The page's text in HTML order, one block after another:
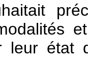
leur